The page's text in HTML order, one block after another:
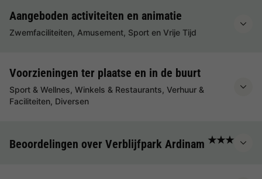
Aangeboden activiteiten en animatie
Zwemfaciliteiten, Amusement, Sport en Vrije Tijd
Voorzieningen ter plaatse en in de buurt
Sport & Wellnes, Winkels & Restaurants, Verhuur &
Faciliteiten, Diversen
Beoordelingen over Verblijfpark Ardinam ★★★